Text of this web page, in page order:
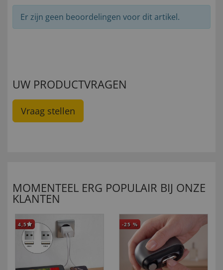
Er zijn geen beoordelingen voor dit artikel.
UW PRODUCTVRAGEN
Vraag stellen
MOMENTEEL ERG POPULAIR BIJ ONZE
KLANTEN
4,5 -25 %